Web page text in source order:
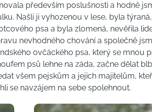
především poslušnosti a hodně
Našli ji vyhozenou v lese, byla
psa a byla zlomená, nevěřila
nevhodného chování a společně
ovčáckého psa, který se
psů lehne na záda, začne dělat
všem pejskům a jejich majitelům,
se navzájem na sebe spolehnout.